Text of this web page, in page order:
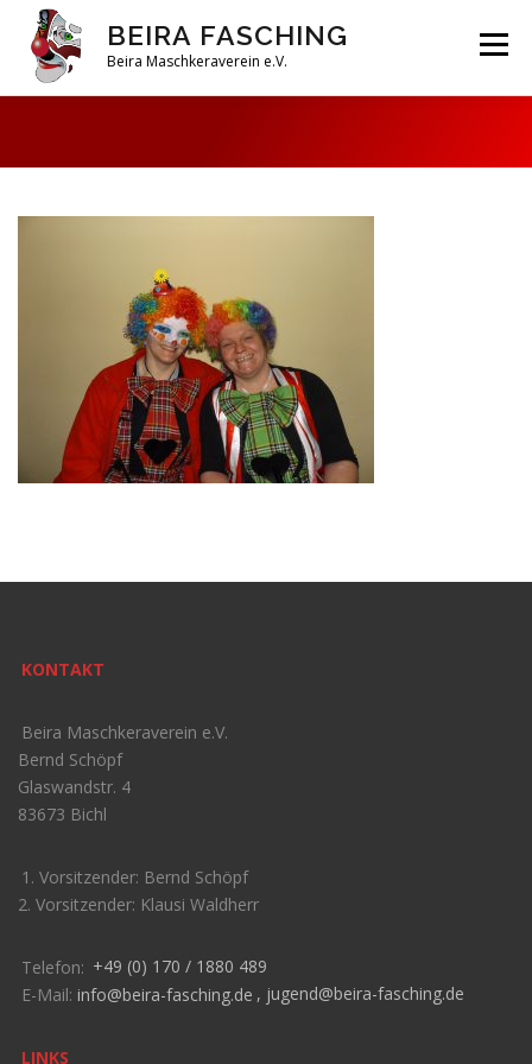
Inhalt
springen
BEIRA FASCHING
Beira Maschkeraverein e.V.
Menü
KONTAKT
Beira Maschkeraverein e.V.
Bernd Schöpf
Glaswandstr. 4
83673 Bichl
1. Vorsitzender: Bernd Schöpf
2. Vorsitzender: Klausi Waldherr
Telefon: +49 (0) 170 / 1880 489
E-Mail: info@beira-fasching.de , jugend@beira-fasching.de
LINKS